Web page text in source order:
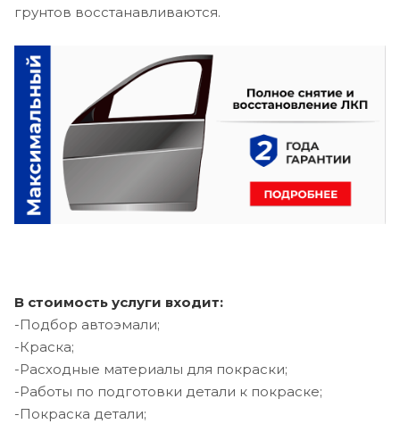
грунтов восстанавливаются.
В стоимость услуги входит:
-Подбор автоэмали;
-Краска;
-Расходные материалы для покраски;
-Работы по подготовки детали к покраске;
-Покраска детали;